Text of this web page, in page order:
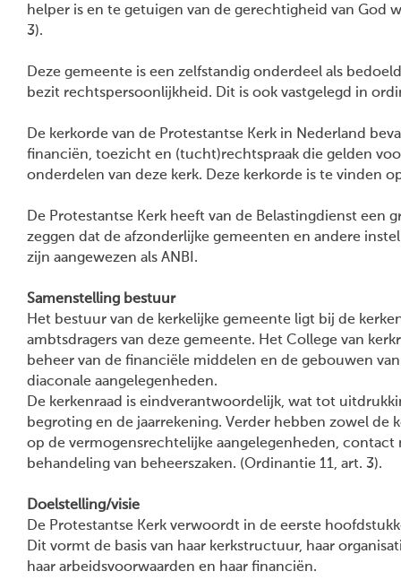
helper is en te getuigen van de gerechtigheid van God
3).
Deze gemeente is een zelfstandig onderdeel als
bezit rechtspersoonlijkheid. Dit is ook vastgelegd in
De kerkorde van de Protestantse Kerk in Nederland
financiën, toezicht en (tucht)rechtspraak die gelden
onderdelen van deze kerk. Deze kerkorde is te vinden
De Protestantse Kerk heeft van de Belastingdienst een
zeggen dat de afzonderlijke gemeenten en andere
zijn aangewezen als ANBI.
Samenstelling bestuur
Het bestuur van de kerkelijke gemeente ligt bij de
ambtsdragers van deze gemeente. Het College van
beheer van de financiële middelen en de gebouwen
diaconale aangelegenheden.
De kerkenraad is eindverantwoordelijk, wat tot
begroting en de jaarrekening. Verder hebben zowel de
op de vermogensrechtelijke aangelegenheden,
behandeling van beheerszaken. (Ordinantie 11, art. 3).
Doelstelling/visie
De Protestantse Kerk verwoordt in de eerste
Dit vormt de basis van haar kerkstructuur, haar
haar arbeidsvoorwaarden en haar financiën.